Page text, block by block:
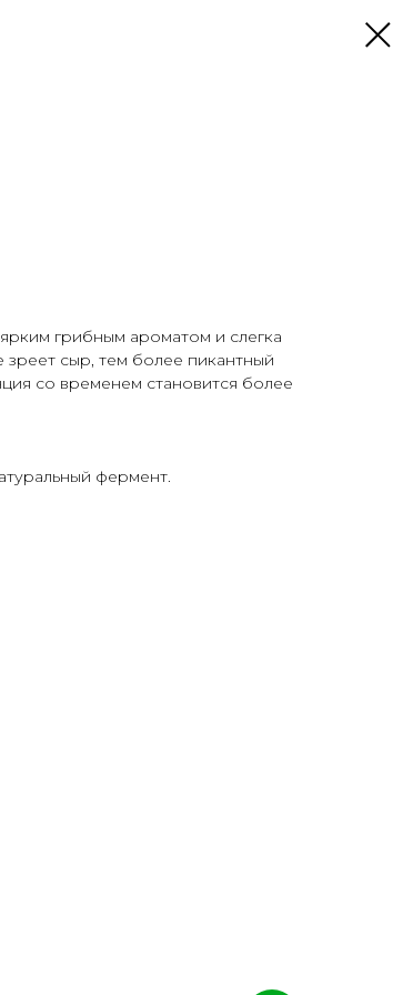
грибным ароматом и слегка
сыр, тем более пикантный
со временем становится более
фермент.